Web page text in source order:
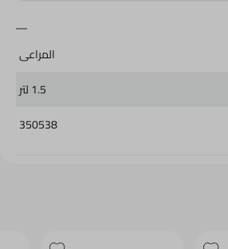
المراعى
1.5 لتر
350538